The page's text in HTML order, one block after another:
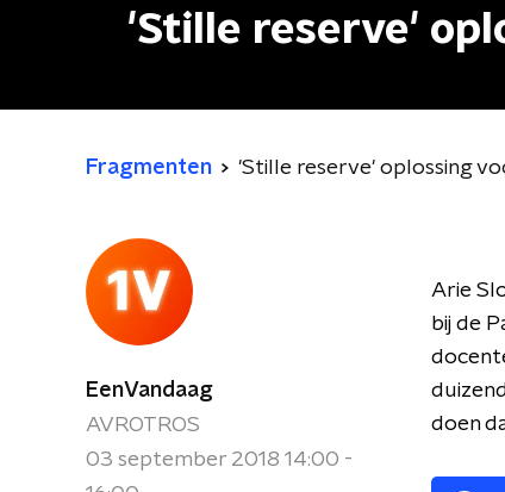
'Stille reserve'
Fragmenten 'Stille reserve' oplossing
EenVandaag
AVROTROS
03 september 2018 14:00 -
Arie
bij de
doen